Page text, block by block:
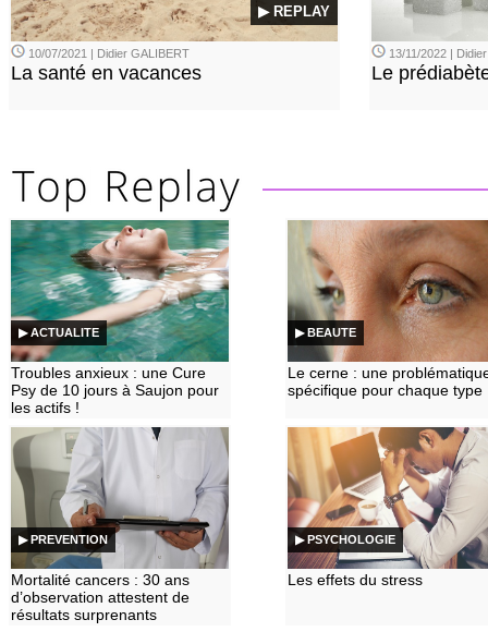
▶ REPLAY
10/07/2021 | Didier GALIBERT
La santé en vacances
13/11/2022 |
Le
▶ ACTUALITE
Troubles anxieux : une Cure
Psy de 10 jours à Saujon pour
les actifs !
▶ BEAUTE
Le cerne : une
spécifique pour chaque type
▶ PREVENTION
Mortalité cancers : 30 ans
d’observation attestent de
résultats surprenants
▶ PSYCHOLOGIE
Les effets du stress